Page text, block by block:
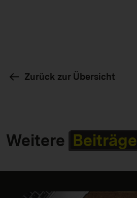
Zurück zur Übersicht
Weitere Beiträge